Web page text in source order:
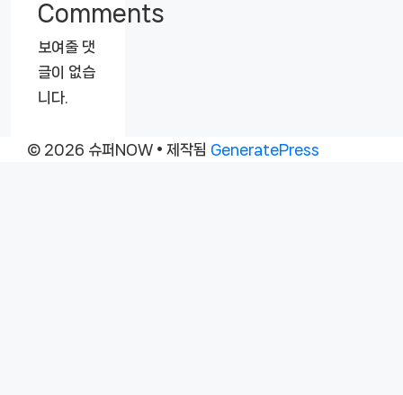
Comments
보여줄 댓
글이 없습
니다.
© 2026 슈퍼NOW • 제작됨 GeneratePress